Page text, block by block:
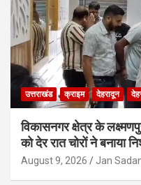
उत्तराखंड क्राइम देहरादून
विकासनगर क्षेत्र के
को देर रात चोरों ने बनाया
August 9, 2026 Jan